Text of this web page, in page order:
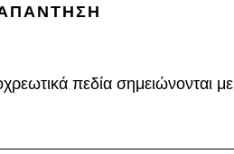
πεδία σημειώνονται με